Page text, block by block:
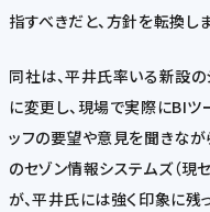
指すべきだと、方針を転換し
同社は、平井氏率いる新設
に変更し、現場で実際にBI
ッフの要望や意見を聞きな
のセゾン情報システムズ（現
が、平井氏には強く印象に残